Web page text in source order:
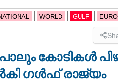
WORLD GULF
കോടികള്‍
ഗള്‍ഫ് രാജ്യം